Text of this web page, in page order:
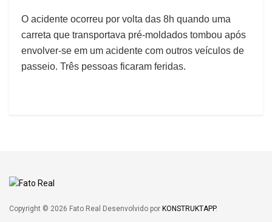
O acidente ocorreu por volta das 8h quando uma
carreta que transportava pré-moldados tombou após
envolver-se em um acidente com outros veículos de
passeio. Três pessoas ficaram feridas.
Copyright © 2026 Fato Real Desenvolvido por KONSTRUKTAPP.